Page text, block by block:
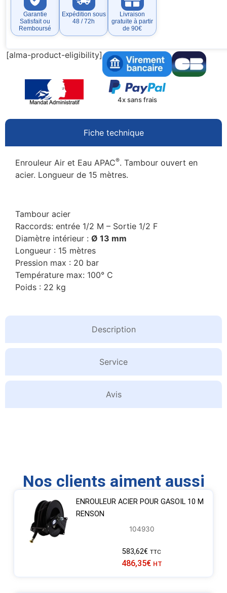
Garantie
Satisfait ou
Remboursé
Expédition sous
48 / 72h
Livraison
gratuite à partir
de 90€
[alma-product-eligibility]
4x sans frais
Fiche technique
Description
Service
Avis
Enrouleur Air et Eau APAC®. Tambour ouvert en
acier. Longueur de 15 mètres.
Tambour acier
Raccords: entrée 1/2 M – Sortie 1/2 F
Diamètre intérieur : Ø 13 mm
Longueur : 15 mètres
Pression max : 20 bar
Température max: 100° C
Poids : 22 kg
Nos clients aiment aussi
ENROULEUR ACIER POUR GASOIL 10 M
RENSON
104930
583,62€ TTC
486,35€ HT